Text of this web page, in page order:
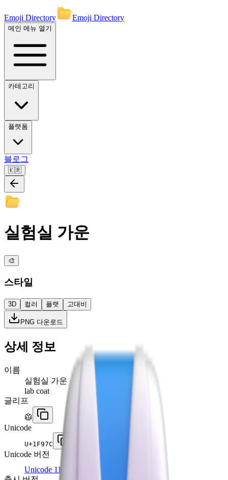
Emoji Directory Emoji Directory
메인 메뉴 열기
카테고리
플랫폼
블로그
🇰🇷
실험실 가운
🎨
스타일
3D 컬러 플랫 고대비
PNG 다운로드
상세 정보
이름
실험실 가운
lab coat
글리프
🥼
Unicode
U+1F97C
Unicode 버전
Unicode 11.0